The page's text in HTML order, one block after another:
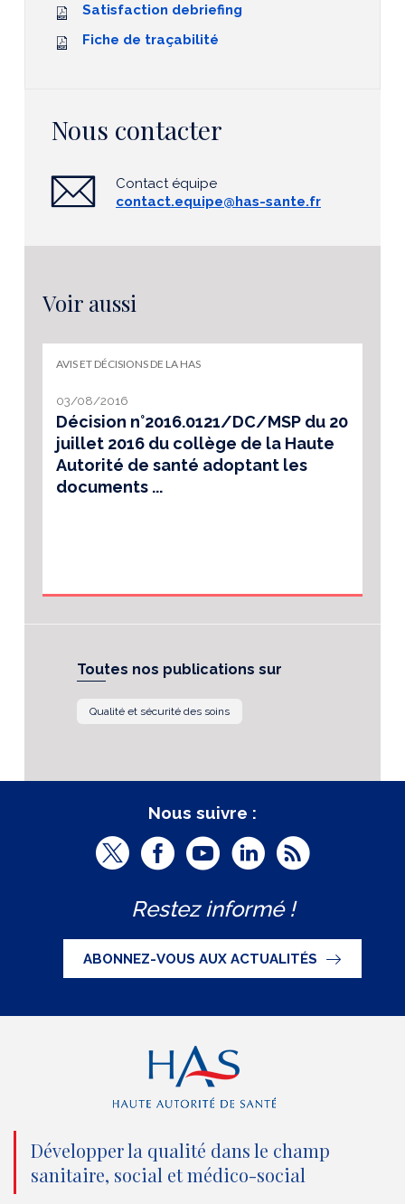
Satisfaction debriefing
Fiche de traçabilité
Nous contacter
Contact équipe
contact.equipe@has-sante.fr
Voir aussi
AVIS ET DÉCISIONS DE LA HAS
03/08/2016
Décision n°2016.0121/DC/MSP du 20
juillet 2016 du collège de la Haute
Autorité de santé adoptant les
documents ...
Toutes nos publications sur
Qualité et sécurité des soins
Nous suivre :
T
i
t
t
e
n
o
u
F
c
e
b
o
o
k
(
n
o
Y
u
t
u
b
e
(
n
o
u
L
n
k
e
d
(
n
o
R
Restez informé !
ABONNEZ-VOUS AUX ACTUALITÉS
Développer la qualité dans le champ
sanitaire, social et médico-social